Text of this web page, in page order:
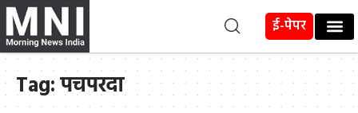
ई-पेपर
Tag:पचपरदा